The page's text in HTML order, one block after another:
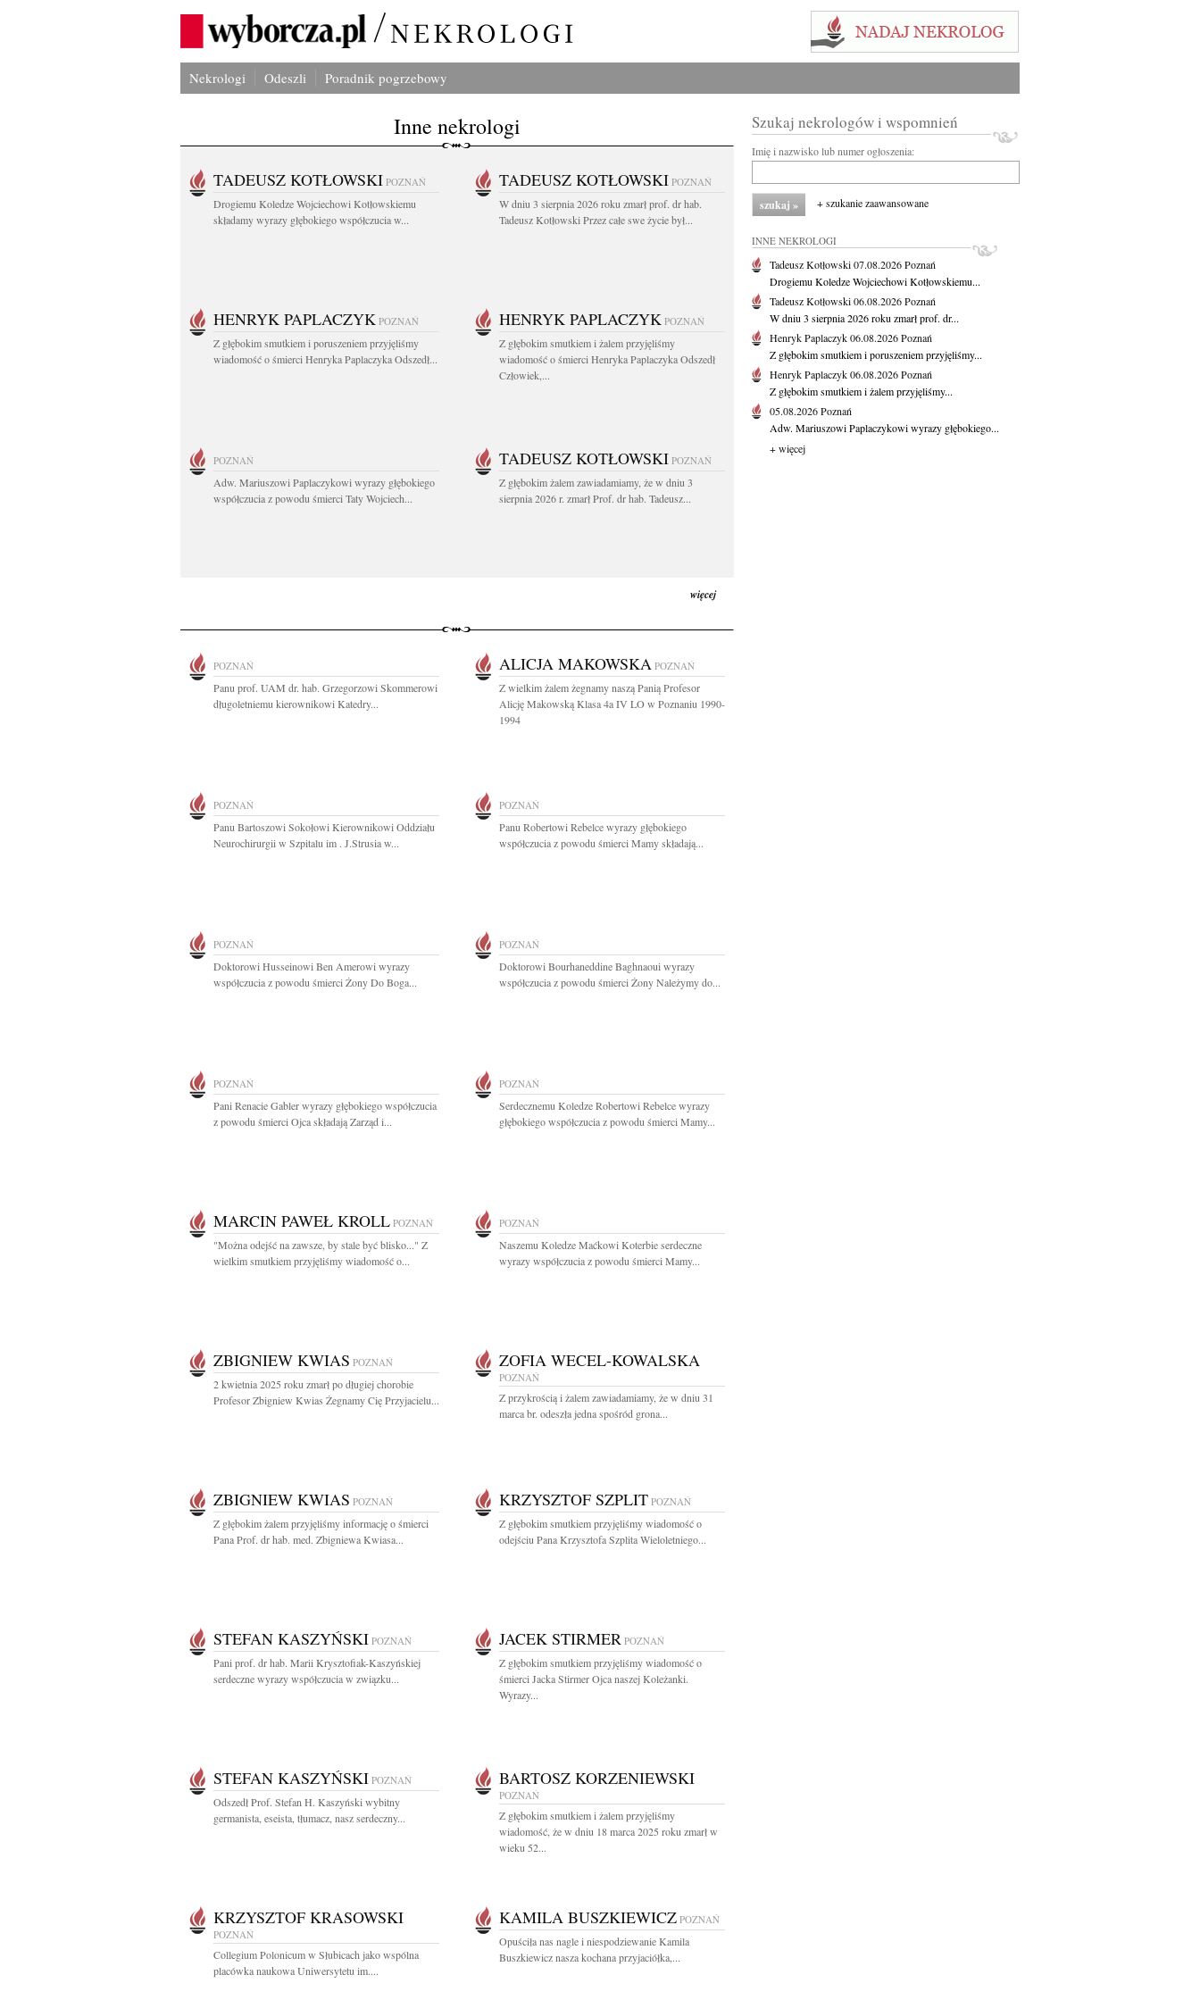
Nekrologi Odeszli Poradnik pogrzebowy
Inne nekrologi
TADEUSZ KOTŁOWSKI POZNAŃ
Drogiemu Koledze Wojciechowi Kotłowskiemu
składamy wyrazy głębokiego współczucia w...
TADEUSZ KOTŁOWSKI POZNAŃ
W dniu 3 sierpnia 2026 roku zmarł prof. dr hab.
Tadeusz Kotłowski Przez całe swe życie był...
HENRYK PAPLACZYK POZNAŃ
Z głębokim smutkiem i poruszeniem przyjęliśmy
wiadomość o śmierci Henryka Paplaczyka Odszedł...
HENRYK PAPLACZYK POZNAŃ
Z głębokim smutkiem i żalem przyjęliśmy
wiadomość o śmierci Henryka Paplaczyka Odszedł
Człowiek,...
POZNAŃ
Adw. Mariuszowi Paplaczykowi wyrazy głębokiego
współczucia z powodu śmierci Taty Wojciech...
TADEUSZ KOTŁOWSKI POZNAŃ
Z głębokim żalem zawiadamiamy, że w dniu 3
sierpnia 2026 r. zmarł Prof. dr hab. Tadeusz...
więcej
POZNAŃ
Panu prof. UAM dr. hab. Grzegorzowi Skommerowi
długoletniemu kierownikowi Katedry...
ALICJA MAKOWSKA POZNAŃ
Z wielkim żalem żegnamy naszą Panią Profesor
Alicję Makowską Klasa 4a IV LO w Poznaniu 1990-
1994
POZNAŃ
Panu Bartoszowi Sokołowi Kierownikowi Oddziału
Neurochirurgii w Szpitalu im . J.Strusia w...
POZNAŃ
Panu Robertowi Rebelce wyrazy głębokiego
współczucia z powodu śmierci Mamy składają...
POZNAŃ
Doktorowi Husseinowi Ben Amerowi wyrazy
współczucia z powodu śmierci Żony Do Boga...
POZNAŃ
Doktorowi Bourhaneddine Baghnaoui wyrazy
współczucia z powodu śmierci Żony Należymy do...
POZNAŃ
Pani Renacie Gabler wyrazy głębokiego współczucia
z powodu śmierci Ojca składają Zarząd i...
POZNAŃ
Serdecznemu Koledze Robertowi Rebelce wyrazy
głębokiego współczucia z powodu śmierci Mamy...
MARCIN PAWEŁ KROLL POZNAŃ
"Można odejść na zawsze, by stale być blisko..." Z
wielkim smutkiem przyjęliśmy wiadomość o...
POZNAŃ
Naszemu Koledze Maćkowi Koterbie serdeczne
wyrazy współczucia z powodu śmierci Mamy...
ZBIGNIEW KWIAS POZNAŃ
2 kwietnia 2025 roku zmarł po długiej chorobie
Profesor Zbigniew Kwias Żegnamy Cię Przyjacielu...
ZOFIA WECEL-KOWALSKA
POZNAŃ
Z przykrością i żalem zawiadamiamy, że w dniu 31
marca br. odeszła jedna spośród grona...
ZBIGNIEW KWIAS POZNAŃ
Z głębokim żalem przyjęliśmy informację o śmierci
Pana Prof. dr hab. med. Zbigniewa Kwiasa...
KRZYSZTOF SZPLIT POZNAŃ
Z głębokim smutkiem przyjęliśmy wiadomość o
odejściu Pana Krzysztofa Szplita Wieloletniego...
STEFAN KASZYŃSKI POZNAŃ
Pani prof. dr hab. Marii Krysztofiak-Kaszyńskiej
serdeczne wyrazy współczucia w związku...
JACEK STIRMER POZNAŃ
Z głębokim smutkiem przyjęliśmy wiadomość o
śmierci Jacka Stirmer Ojca naszej Koleżanki.
Wyrazy...
STEFAN KASZYŃSKI POZNAŃ
Odszedł Prof. Stefan H. Kaszyński wybitny
germanista, eseista, tłumacz, nasz serdeczny...
BARTOSZ KORZENIEWSKI
POZNAŃ
Z głębokim smutkiem i żalem przyjęliśmy
wiadomość, że w dniu 18 marca 2025 roku zmarł w
wieku 52...
KRZYSZTOF KRASOWSKI
POZNAŃ
Collegium Polonicum w Słubicach jako wspólna
placówka naukowa Uniwersytetu im....
KAMILA BUSZKIEWICZ POZNAŃ
Opuściła nas nagle i niespodziewanie Kamila
Buszkiewicz nasza kochana przyjaciółka,...
Szukaj nekrologów i wspomnień
Imię i nazwisko lub numer ogłoszenia:
+ szukanie zaawansowane
INNE NEKROLOGI
Tadeusz Kotłowski07.08.2026Poznań
Drogiemu Koledze Wojciechowi Kotłowskiemu...
Tadeusz Kotłowski06.08.2026Poznań
W dniu 3 sierpnia 2026 roku zmarł prof. dr...
Henryk Paplaczyk06.08.2026Poznań
Z głębokim smutkiem i poruszeniem przyjęliśmy...
Henryk Paplaczyk06.08.2026Poznań
Z głębokim smutkiem i żalem przyjęliśmy...
05.08.2026Poznań
Adw. Mariuszowi Paplaczykowi wyrazy głębokiego...
+ więcej